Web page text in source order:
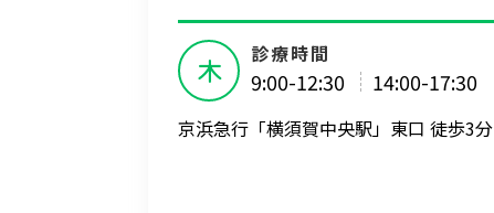
木 診療時間
9:00-12:30 14:00-17:30
京浜急行「横須賀中央駅」東口 徒歩3分